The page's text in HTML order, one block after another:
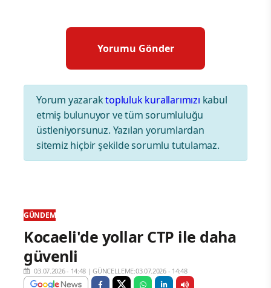
Yorum yazaraktopluluk kurallarımızı kabul
etmiş bulunuyor ve tüm sorumluluğu
üstleniyorsunuz. Yazılan yorumlardan
sitemiz hiçbir şekilde sorumlu tutulamaz.
GÜNDEM
Kocaeli'de yollar CTP ile daha
güvenli
03.07.2026 - 14:48 |GÜNCELLEME:03.07.2026 - 14:48